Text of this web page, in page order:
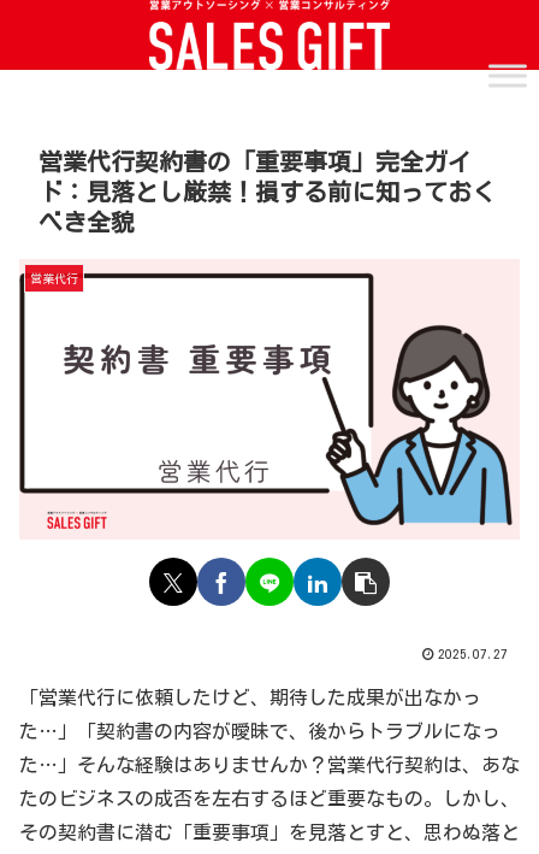
営業代行契約書の「重要事項」完全ガイ
ド：見落とし厳禁！損する前に知っておく
べき全貌
営業代行
2025.07.27
「営業代行に依頼したけど、期待した成果が出なかっ
た…」「契約書の内容が曖昧で、後からトラブルになっ
た…」そんな経験はありませんか？営業代行契約は、あな
たのビジネスの成否を左右するほど重要なもの。しかし、
その契約書に潜む「重要事項」を見落とすと、思わぬ落と